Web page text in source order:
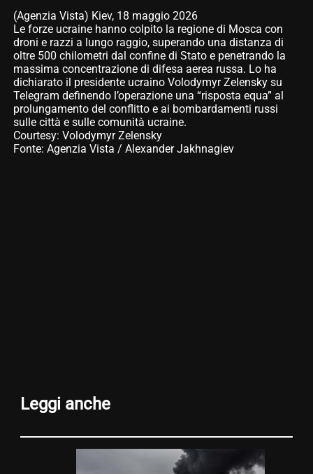
(Agenzia Vista) Kiev, 18 maggio 2026
Le forze ucraine hanno colpito la regione di Mosca con
droni e razzi a lungo raggio, superando una distanza di
oltre 500 chilometri dal confine di Stato e penetrando la
massima concentrazione di difesa aerea russa. Lo ha
dichiarato il presidente ucraino Volodymyr Zelensky su
Telegram definendo l’operazione una “risposta equa” al
prolungamento del conflitto e ai bombardamenti russi
sulle città e sulle comunità ucraine.
Courtesy: Volodymyr Zelensky
Fonte: Agenzia Vista / Alexander Jakhnagiev
Leggi anche